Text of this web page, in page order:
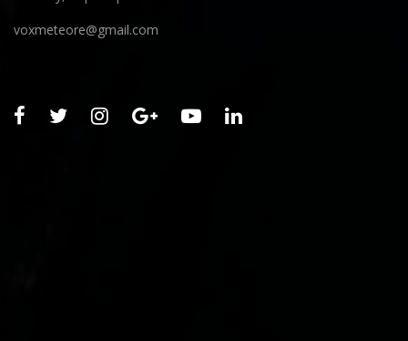
voxmeteore@gmail.com